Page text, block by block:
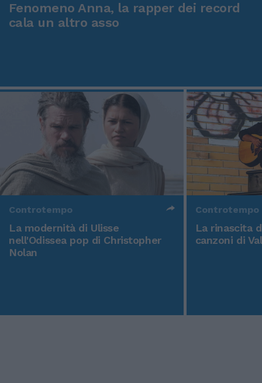
Fenomeno Anna, la rapper dei record
cala un altro asso
Controtempo
La modernità di Ulisse
nell'Odissea pop di Christopher
Nolan
Controtempo
La rinascita
canzoni di